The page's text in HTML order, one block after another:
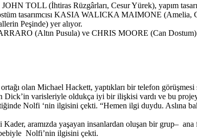
TOLL (İhtiras Rüzgârları, Cesur Yürek), yapım
tasarımcısı KASIA WALICKA MAIMONE
Peşinde) yer alıyor.
(Altın Pusula) ve CHRIS MOORE (Can
olan Michael Hackett, yaptıkları bir telefon
Dick’in varisleriyle oldukça iyi bir ilişkisi vardı ve bu
Nolfi ‘nin ilgisini çekti. “Hemen ilgi duydu. Aslına
aramızda yaşayan insanlardan oluşan bir grup–
Nolfi’nin ilgisini çekti.